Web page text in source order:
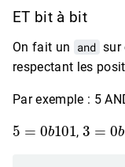
ET bit à bit
On fait un and sur
respectant les
Par exemple : 5
5 b101
,
3 b